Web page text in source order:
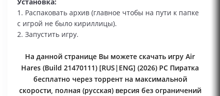
1. Распаковать архив (главное чтобы на пути к папке
с игрой не было кириллицы).
2. Запустить игру.
На данной странице Вы можете скачать игру Air
Hares (Build 21470111) [RUS|ENG] (2026) PC Пиратка
бесплатно через торрент на максимальной
скорости, полная (русская) версия без ограничений